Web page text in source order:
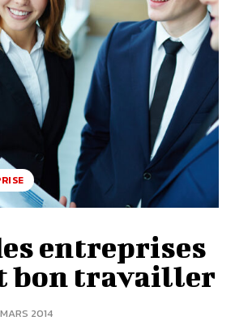
entreprises
bon travailler
2014